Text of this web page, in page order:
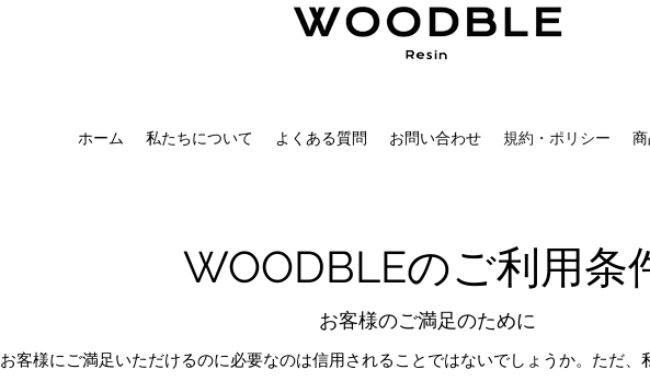
ホーム 私たちについて よくある質問 お問い合わせ 規約・ポリシー
WOODBLEのご利用条
お客様のご満足のために
お客様にご満足いただけるのに必要なのは信用されることではないでしょうか。ただ、